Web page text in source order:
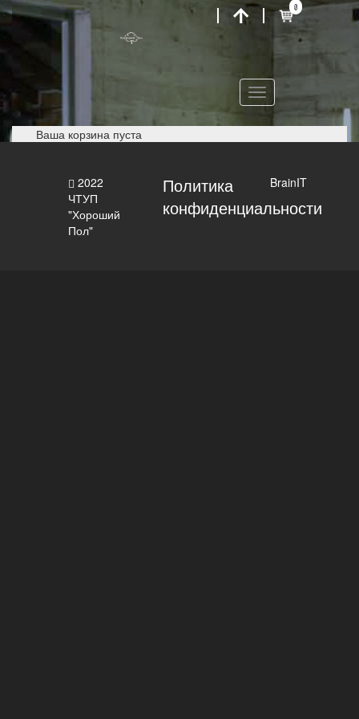
0
Toggle
navigation
Ваша корзина пуста
2022
ЧТУП
"Хороший
Пол"
Политика
конфиденциальности
BrainIT